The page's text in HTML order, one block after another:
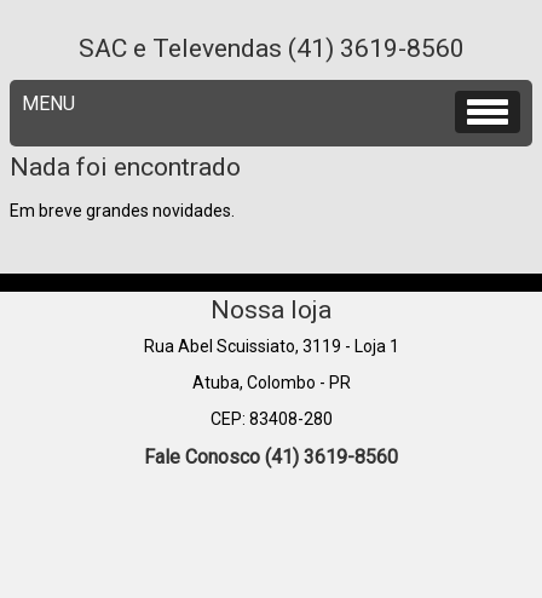
SAC e Televendas (41) 3619-8560
Nada foi encontrado
Em breve grandes novidades.
Nossa loja
Rua Abel Scuissiato, 3119 - Loja 1
Atuba, Colombo - PR
CEP: 83408-280
Fale Conosco (41) 3619-8560